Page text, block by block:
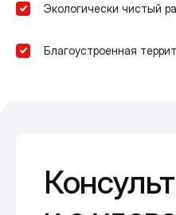
Экологически чистый
Благоустроенная